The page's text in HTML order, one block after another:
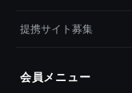
提携サイト募集
会員メニュー